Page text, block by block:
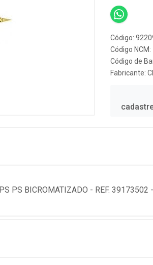
Código:
Código
Código de
Fabricante:
PS BICROMATIZADO - REF. 39173502